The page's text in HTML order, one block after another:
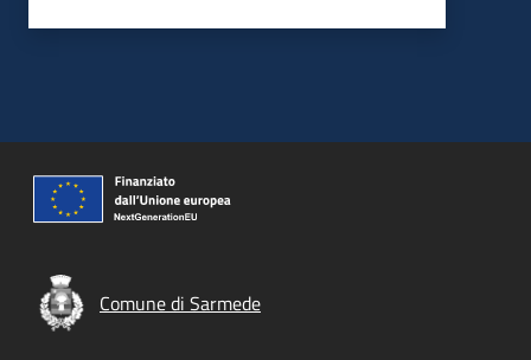
Comune di Sarmede